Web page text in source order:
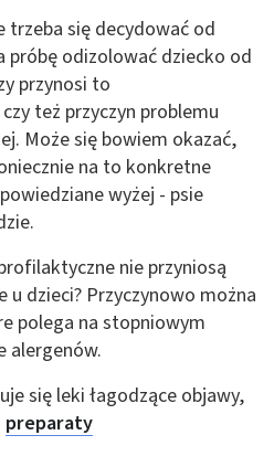
trzeba się decydować od
próbę odizolować dziecko od
przynosi to
też przyczyn problemu
Może się bowiem okazać,
na to konkretne
wyżej - psie
nie przyniosą
u dzieci? Przyczynowo można
polega na stopniowym
alergenów.
się leki łagodzące objawy,
preparaty
geolokalizacyjnych
na podstawie